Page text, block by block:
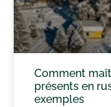
Comment
présents en
exemples